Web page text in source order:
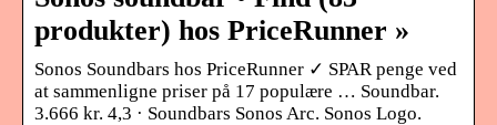
produkter) hos PriceRunner »
Sonos Soundbars hos PriceRunner ✓ SPAR penge ved
at sammenligne priser på 17 populære … Soundbar.
3.666 kr. 4,3 · Soundbars Sonos Arc. Sonos Logo.